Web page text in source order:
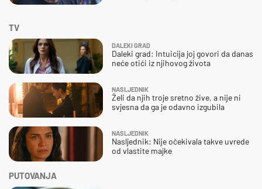
TV
DALEKI GRAD
Daleki grad: Intuicija joj govori da danas
neće otići iz njihovog života
NASLJEDNIK
Želi da njih troje sretno žive, a nije ni
svjesna da ga je odavno izgubila
NASLJEDNIK
Nasljednik: Nije očekivala takve uvrede
od vlastite majke
PUTOVANJA